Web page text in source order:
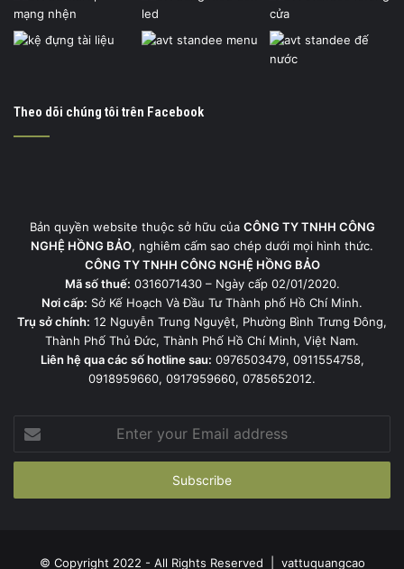
Theo dõi chúng tôi trên Facebook
Bản quyền website thuộc sở hữu của CÔNG TY TNHH CÔNG
NGHỆ HỒNG BẢO, nghiêm cấm sao chép dưới mọi hình thức.
CÔNG TY TNHH CÔNG NGHỆ HỒNG BẢO
Mã số thuế: 0316071430 – Ngày cấp 02/01/2020.
Nơi cấp: Sở Kế Hoạch Và Đầu Tư Thành phố Hồ Chí Minh.
Trụ sở chính: 12 Nguyễn Trung Nguyệt, Phường Bình Trưng Đông,
Thành Phố Thủ Đức, Thành Phố Hồ Chí Minh, Việt Nam.
Liên hệ qua các số hotline sau: 0976503479, 0911554758,
0918959660, 0917959660, 0785652012.
your
Email
© Copyright 2022 - All Rights Reserved | vattuquangcao